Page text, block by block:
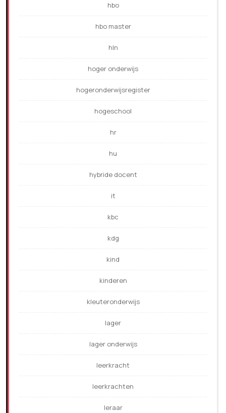
hbo
hbo master
hln
hoger onderwijs
hogeronderwijsregister
hogeschool
hr
hu
hybride docent
it
kbc
kdg
kind
kinderen
kleuteronderwijs
lager
lager onderwijs
leerkracht
leerkrachten
leraar